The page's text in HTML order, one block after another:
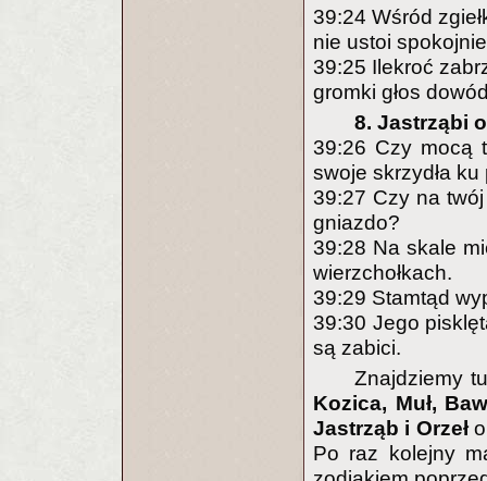
39:24 Wśród
nie ustoi
39:25 Ilekroć
gromki głos
8. Jastrząbi
39:26 Czy mocą
swoje skrzydła ku
39:27 Czy na
gniazdo?
39:28 Na skale
wierzchołkach.
39:29 Stamtąd
39:30 Jego
są zabici.
Znajdziemy
Kozica, Muł,
Jastrząb i Orzeł
Po raz kolejny